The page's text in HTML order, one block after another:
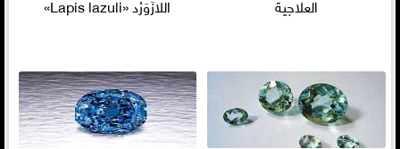
العلاجية
اللازَوَرْد «Lapis lazuli»